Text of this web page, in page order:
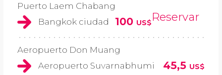
Puerto Laem Chabang
Bangkok ciudad
100 US$Reservar
Aeropuerto Don Muang
Aeropuerto Suvarnabhumi
45,5 US$